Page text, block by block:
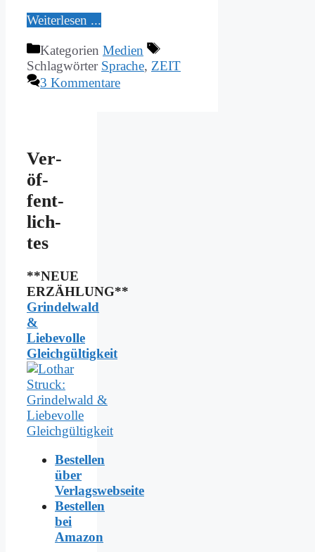
Wei­ter­le­sen ...
Kategorien Medien
Schlagwörter Sprache, ZEIT
3 Kommentare
Ver­
öf­
fent­
lich­
tes
**NEUE
ERZÄHLUNG**
Grindelwald
&
Liebevolle
Gleichgültigkeit
Bestellen
über
Verlagswebseite
Bestellen
bei
Amazon